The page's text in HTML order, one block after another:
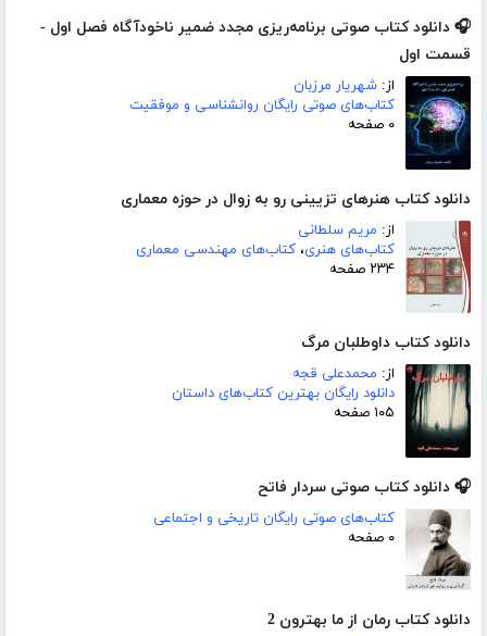
🎧 دانلود کتاب صوتی برنامه‌ریزی مجدد ضمیر ناخودآگاه فصل اول -
قسمت اول
از: شهریار مرزبان
کتاب‌های صوتی رایگان روانشناسی و موفقیت
۰ صفحه
دانلود کتاب هنرهای تزیینی رو به زوال در حوزه معماری
از: مریم سلطانی
کتاب‌های هنری، کتاب‌های مهندسی معماری
۲۳۴ صفحه
دانلود کتاب داوطلبان مرگ
از: محمدعلی قجه
دانلود رایگان بهترین کتاب‌های داستان
۱۰۵ صفحه
🎧 دانلود کتاب صوتی سردار فاتح
کتاب‌های صوتی رایگان تاریخی و اجتماعی
۰ صفحه
دانلود کتاب رمان از ما بهترون 2